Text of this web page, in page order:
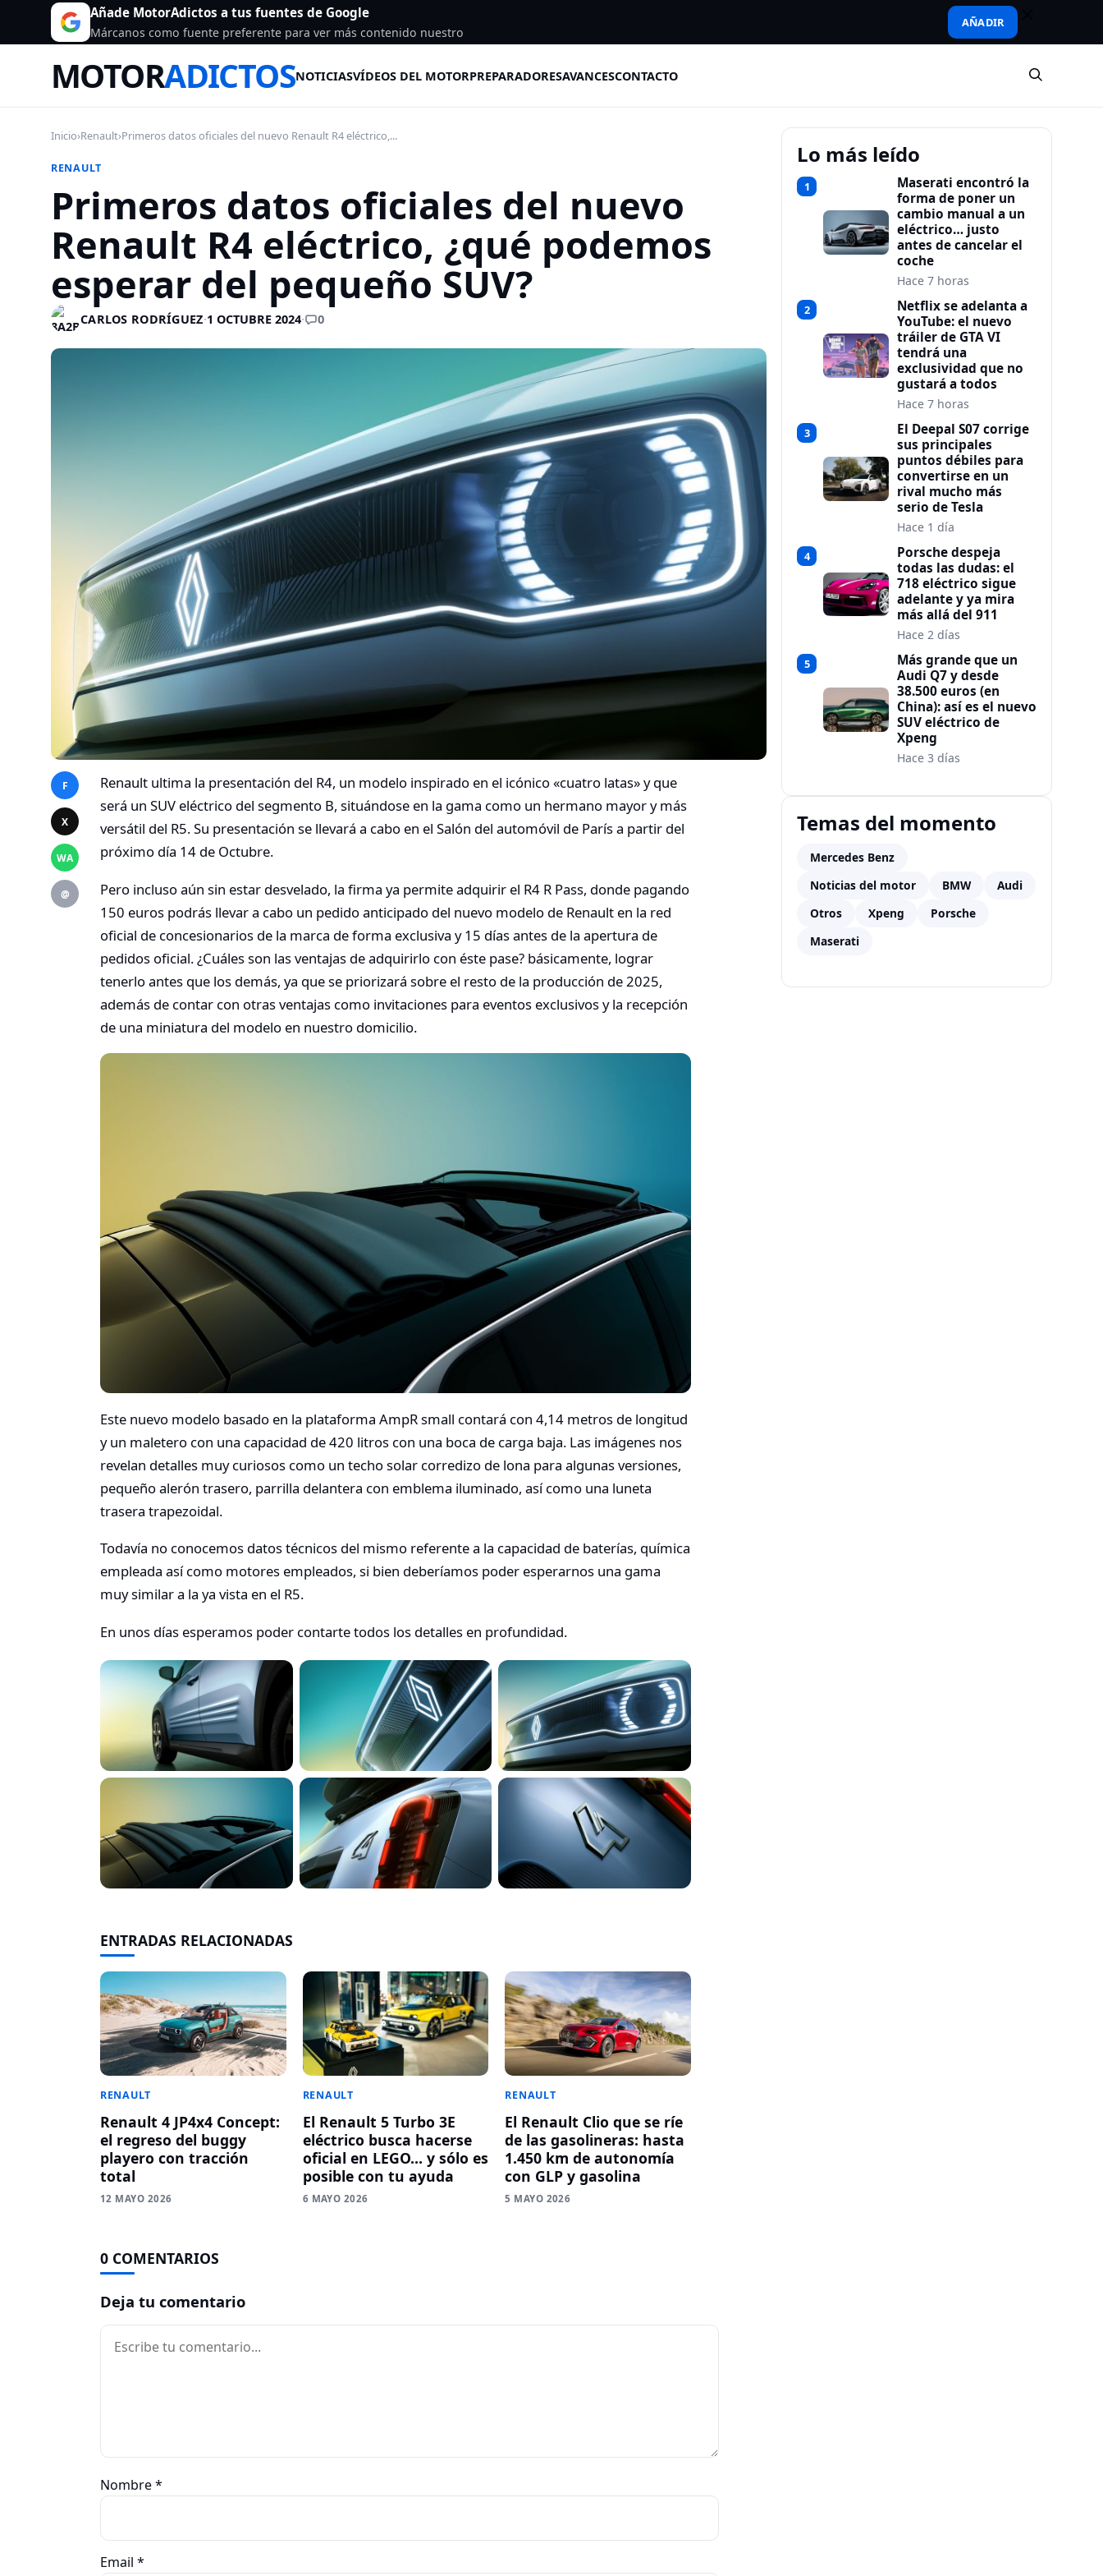
Añade MotorAdictos a tus fuentes de Google
Márcanos como fuente preferente para ver más contenido nuestro
AÑADIR
MOTORADICTOSNOTICIASVÍDEOS DEL MOTORPREPARADORESAVANCESCONTACTO
Inicio›Renault›Primeros datos oficiales del nuevo Renault R4 eléctrico,...
RENAULT
Primeros datos oficiales del nuevo
Renault R4 eléctrico, ¿qué podemos
esperar del pequeño SUV?
CARLOS RODRÍGUEZ·1 OCTUBRE 2024· 0
F
X
WA
@
Renault ultima la presentación del R4, un modelo inspirado en el icónico «cuatro latas» y que
será un SUV eléctrico del segmento B, situándose en la gama como un hermano mayor y más
versátil del R5. Su presentación se llevará a cabo en el Salón del automóvil de París a partir del
próximo día 14 de Octubre.
Pero incluso aún sin estar desvelado, la firma ya permite adquirir el R4 R Pass, donde pagando
150 euros podrás llevar a cabo un pedido anticipado del nuevo modelo de Renault en la red
oficial de concesionarios de la marca de forma exclusiva y 15 días antes de la apertura de
pedidos oficial. ¿Cuáles son las ventajas de adquirirlo con éste pase? básicamente, lograr
tenerlo antes que los demás, ya que se priorizará sobre el resto de la producción de 2025,
además de contar con otras ventajas como invitaciones para eventos exclusivos y la recepción
de una miniatura del modelo en nuestro domicilio.
Este nuevo modelo basado en la plataforma AmpR small contará con 4,14 metros de longitud
y un maletero con una capacidad de 420 litros con una boca de carga baja. Las imágenes nos
revelan detalles muy curiosos como un techo solar corredizo de lona para algunas versiones,
pequeño alerón trasero, parrilla delantera con emblema iluminado, así como una luneta
trasera trapezoidal.
Todavía no conocemos datos técnicos del mismo referente a la capacidad de baterías, química
empleada así como motores empleados, si bien deberíamos poder esperarnos una gama
muy similar a la ya vista en el R5.
En unos días esperamos poder contarte todos los detalles en profundidad.
ENTRADAS RELACIONADAS
RENAULT
Renault 4 JP4x4 Concept:
el regreso del buggy
playero con tracción
total
12 MAYO 2026
RENAULT
El Renault 5 Turbo 3E
eléctrico busca hacerse
oficial en LEGO… y sólo es
posible con tu ayuda
6 MAYO 2026
RENAULT
El Renault Clio que se ríe
de las gasolineras: hasta
1.450 km de autonomía
con GLP y gasolina
5 MAYO 2026
0 COMENTARIOS
Deja tu comentario
Comentario
Nombre*
Email *
Lo más leído
1
Maserati encontró la
forma de poner un
cambio manual a un
eléctrico… justo
antes de cancelar el
coche
Hace 7 horas
2
Netflix se adelanta a
YouTube: el nuevo
tráiler de GTA VI
tendrá una
exclusividad que no
gustará a todos
Hace 7 horas
3
El Deepal S07 corrige
sus principales
puntos débiles para
convertirse en un
rival mucho más
serio de Tesla
Hace 1 día
4
Porsche despeja
todas las dudas: el
718 eléctrico sigue
adelante y ya mira
más allá del 911
Hace 2 días
5
Más grande que un
Audi Q7 y desde
38.500 euros (en
China): así es el nuevo
SUV eléctrico de
Xpeng
Hace 3 días
Temas del momento
Mercedes Benz
Noticias del motor
BMW
Audi
Otros
Xpeng
Porsche
Maserati